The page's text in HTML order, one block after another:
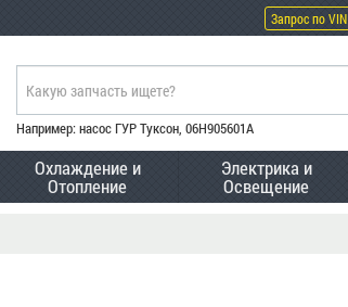
Запрос по VIN
Например: насос ГУР Туксон, 06H905601A
Охлаждение и
Отопление
Электрика и
Освещение